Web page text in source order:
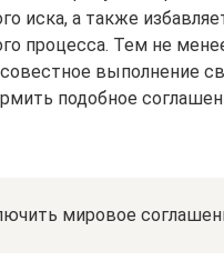
иска, а также
процесса. Тем не
выполнение
подобное
мировое